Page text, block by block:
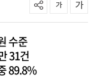
수준
31건
89.8%